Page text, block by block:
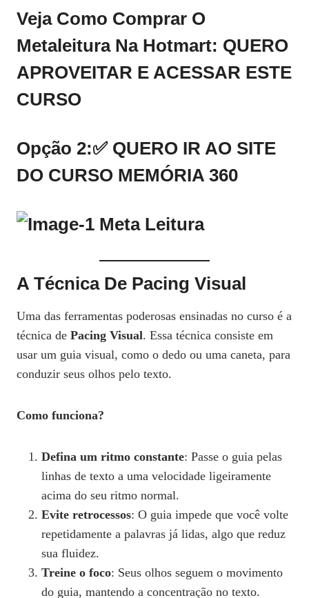
Veja Como Comprar O
Metaleitura Na Hotmart: QUERO
APROVEITAR E ACESSAR ESTE
CURSO
Opção 2:✅QUERO IR AO SITE
DO CURSO MEMÓRIA 360
A Técnica De Pacing Visual
Uma das ferramentas poderosas ensinadas no curso é a
técnica de Pacing Visual. Essa técnica consiste em
usar um guia visual, como o dedo ou uma caneta, para
conduzir seus olhos pelo texto.
Como funciona?
Defina um ritmo constante: Passe o guia pelas
linhas de texto a uma velocidade ligeiramente
acima do seu ritmo normal.
Evite retrocessos: O guia impede que você volte
repetidamente a palavras já lidas, algo que reduz
sua fluidez.
Treine o foco: Seus olhos seguem o movimento
do guia, mantendo a concentração no texto.